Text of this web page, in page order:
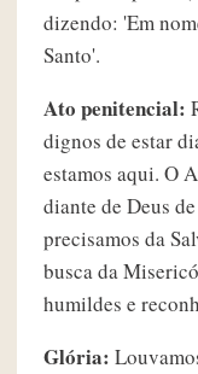
dizendo: 'Em
Santo'.
Ato penitencial:
dignos de estar
estamos aqui. O
diante de Deus
precisamos da
busca da
humildes e
Glória: